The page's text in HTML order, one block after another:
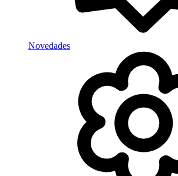
Novedades